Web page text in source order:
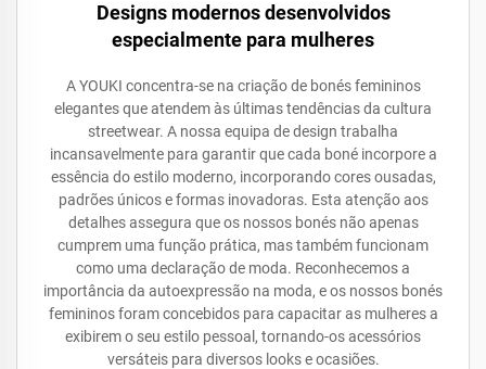
Designs modernos desenvolvidos
especialmente para mulheres
A YOUKI concentra-se na criação de bonés femininos
elegantes que atendem às últimas tendências da cultura
streetwear. A nossa equipa de design trabalha
incansavelmente para garantir que cada boné incorpore a
essência do estilo moderno, incorporando cores ousadas,
padrões únicos e formas inovadoras. Esta atenção aos
detalhes assegura que os nossos bonés não apenas
cumprem uma função prática, mas também funcionam
como uma declaração de moda. Reconhecemos a
importância da autoexpressão na moda, e os nossos bonés
femininos foram concebidos para capacitar as mulheres a
exibirem o seu estilo pessoal, tornando-os acessórios
versáteis para diversos looks e ocasiões.